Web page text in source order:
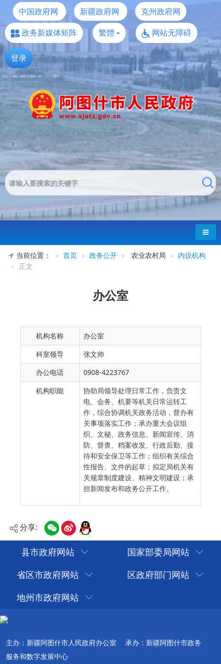
中国政府网 新疆政府网
克州政府网
政务新媒体矩阵
繁體 网站无障碍
登录
导航
当前位置： 首页 政务公开 农业农村局
内设机构
正文
办公室
机构名称
办公室
科室领导
张文帅
办公电话
0908-4223767
机构职能
协助局领导处理日常工作，负责文
电、会务、机要等机关日常运转工
作，综合协调机关政务活动，督办有
关事项落实工作；承办重大会议组
织、文秘、政务信息、新闻宣传、消
防、督查、档案收发、行政后勤、接
待和安全保卫等工作；组织有关综合
性报告、文件的起草；拟定局机关有
关规章制度建设、精神文明建设；承
担新闻发布和政务公开工作。
分享:
县市政府网站
国家部委局网站
省区市政府网站
区政府部门网站
地州市政府网站
主办：新疆阿图什市人民政府办公室
承办：新疆阿图什市政务
服务和数字发展中心